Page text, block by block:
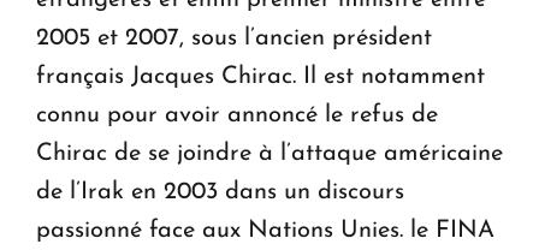
2005 et 2007, sous l’ancien président
français Jacques Chirac. Il est notamment
connu pour avoir annoncé le refus de
Chirac de se joindre à l’attaque américaine
de l’Irak en 2003 dans un discours
passionné face aux Nations Unies. le FINA